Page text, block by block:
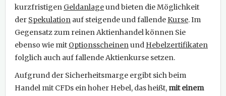
kurzfristigen Geldanlageund bieten die Möglichkeit
der Spekulation auf steigende und fallendeKurse. Im
Gegensatz zum reinen Aktienhandel können Sie
ebenso wie mit Optionsscheinenund Hebelzertifikaten
folglich auch auf fallende Aktienkurse setzen.
Aufgrund der Sicherheitsmarge ergibt sich beim
Handel mit CFDs ein hoher Hebel, das heißt, mit einem